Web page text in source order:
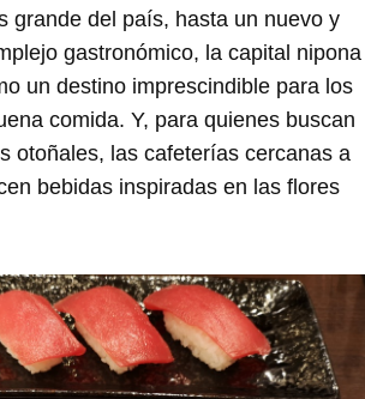
grande del país, hasta un nuevo y
gastronómico, la capital nipona
un destino imprescindible para los
comida. Y, para quienes buscan
otoñales, las cafeterías cercanas a
bebidas inspiradas en las flores